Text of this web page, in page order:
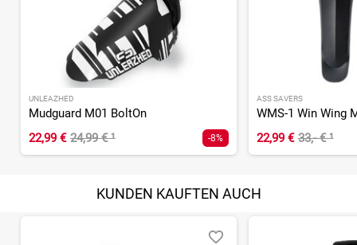
UNLEAZHED
Mudguard M01 BoltOn
22,99 € 24,99 €¹ -8%
ASS SAVERS
22,99 € 33,- €¹
KUNDEN KAUFTEN AUCH